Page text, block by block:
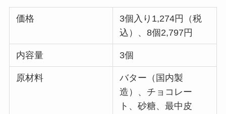
価格
3個入り1,274円（税
込）、8個2,797円
内容量 3個
原材料
バター（国内製
造）、チョコレー
ト、砂糖、最中皮